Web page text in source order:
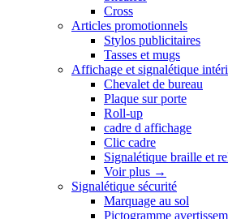
Cross
Articles promotionnels
Stylos publicitaires
Tasses et mugs
Affichage et signalétique
Chevalet de bureau
Plaque sur porte
Roll-up
cadre d affichage
Clic cadre
Signalétique braille et
Voir plus →
Signalétique sécurité
Marquage au sol
Pictogramme